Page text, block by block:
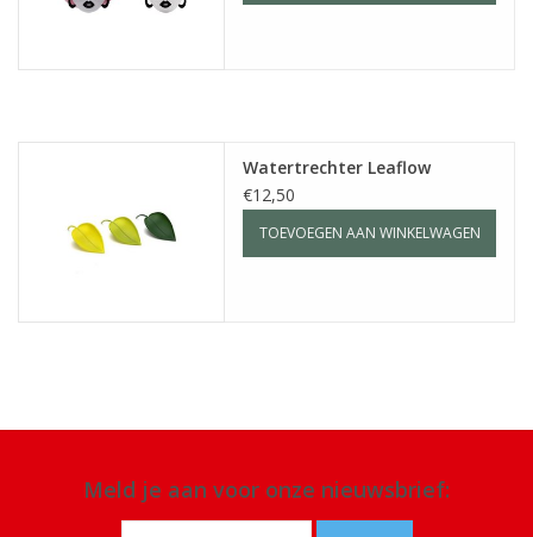
Watertrechter Leaflow
€12,50
TOEVOEGEN AAN WINKELWAGEN
Meld je aan voor onze nieuwsbrief: